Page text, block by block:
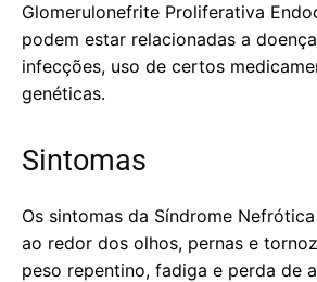
Glomerulonefrite Proliferativa
podem estar relacionadas a
infecções, uso de certos
genéticas.
Sintomas
Os sintomas da Síndrome
ao redor dos olhos, pernas e
peso repentino, fadiga e perda de